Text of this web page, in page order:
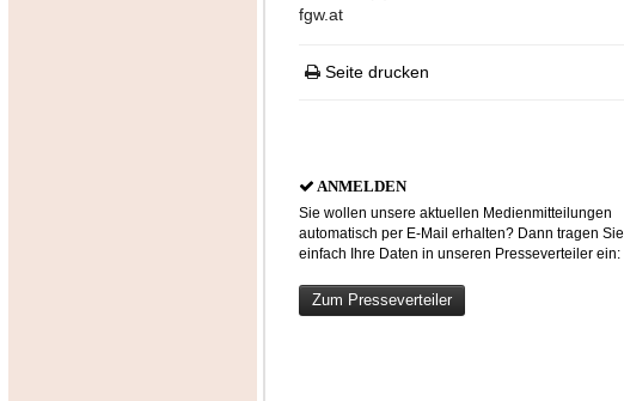
fgw.at
Seite drucken
ANMELDEN
Sie wollen unsere aktuellen Medienmitteilungen
automatisch per E-Mail erhalten? Dann tragen Sie
einfach Ihre Daten in unseren Presseverteiler ein:
Zum Presseverteiler